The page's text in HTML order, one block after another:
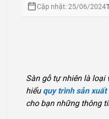
Cập nhật: 25/06/2024
Sàn gỗ tự nhiên là loại
hiểu quy trình sản
cho bạn những thông